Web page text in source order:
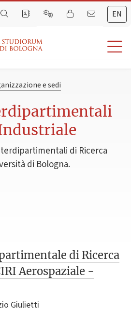
EN
e sedi
di Ricerca
di Bologna.
di Ricerca
Aerospaziale -
Giulietti